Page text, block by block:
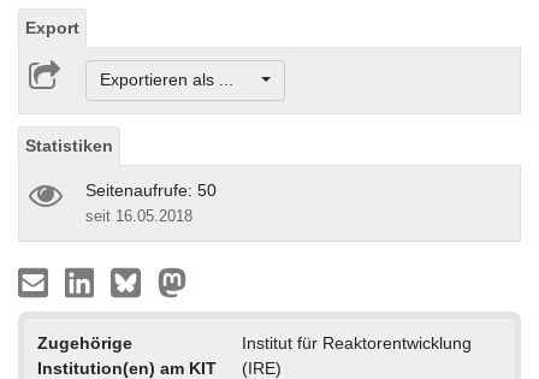
Export
Exportieren als ...
Statistiken
Seitenaufrufe: 50
seit 16.05.2018
Zugehörige
Institution(en) am KIT
Institut für Reaktorentwicklung
(IRE)